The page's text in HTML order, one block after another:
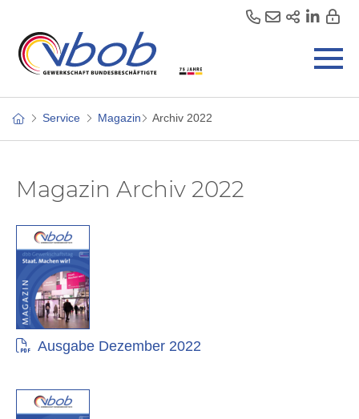
Service Magazin Archiv 2022
Magazin Archiv 2022
Ausgabe Dezember 2022